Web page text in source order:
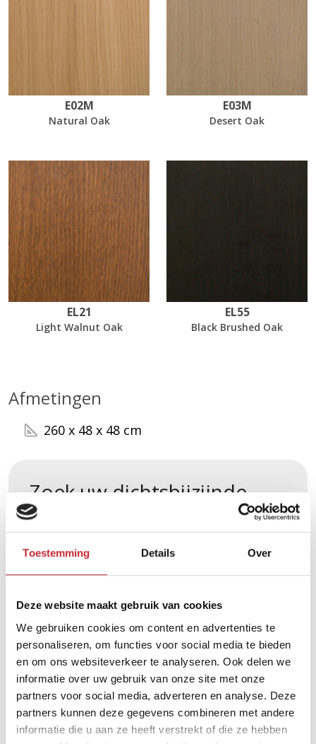
Toestemming Details Over
Deze website maakt gebruik van cookies
We gebruiken cookies om content en advertenties te
personaliseren, om functies voor social media te bieden
en om ons websiteverkeer te analyseren. Ook delen we
informatie over uw gebruik van onze site met onze
partners voor social media, adverteren en analyse. Deze
partners kunnen deze gegevens combineren met andere
informatie die u aan ze heeft verstrekt of die ze hebben
E02M
Natural Oak
E03M
Desert Oak
EL21
Light Walnut Oak
EL55
Black Brushed Oak
Afmetingen
260 x 48 x 48 cm
Zoek uw dichtsbijzijnde
dealer in ons netwerk
Vergelijkbare producten